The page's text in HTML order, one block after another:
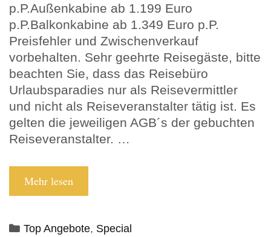
p.P.Außenkabine ab 1.199 Euro
p.P.Balkonkabine ab 1.349 Euro p.P.
Preisfehler und Zwischenverkauf
vorbehalten. Sehr geehrte Reisegäste, bitte
beachten Sie, dass das Reisebüro
Urlaubsparadies nur als Reisevermittler
und nicht als Reiseveranstalter tätig ist. Es
gelten die jeweiligen AGB´s der gebuchten
Reiseveranstalter. …
Mehr lesen
Cruise
Categories
Top Angebote, Special